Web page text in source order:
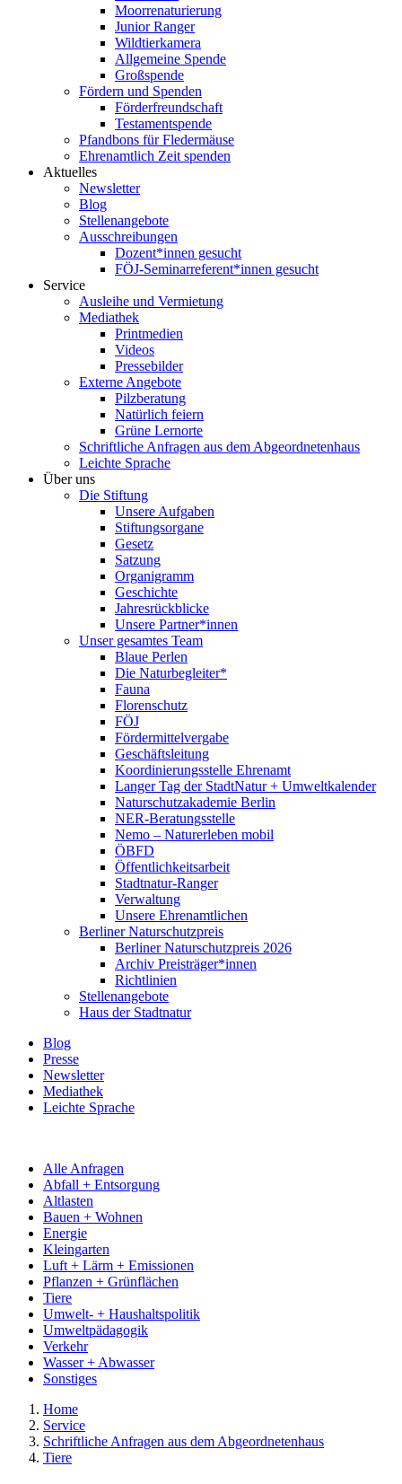
Moorrenaturierung
Junior Ranger
Wildtierkamera
Allgemeine Spende
Großspende
Fördern und Spenden
Förderfreundschaft
Testamentspende
Pfandbons für Fledermäuse
Ehrenamtlich Zeit spenden
Aktuelles
Newsletter
Blog
Stellenangebote
Ausschreibungen
Dozent*innen gesucht
FÖJ-Seminarreferent*innen gesucht
Service
Ausleihe und Vermietung
Mediathek
Printmedien
Videos
Pressebilder
Externe Angebote
Pilzberatung
Natürlich feiern
Grüne Lernorte
Schriftliche Anfragen aus dem Abgeordnetenhaus
Leichte Sprache
Über uns
Die Stiftung
Unsere Aufgaben
Stiftungsorgane
Gesetz
Satzung
Organigramm
Geschichte
Jahresrückblicke
Unsere Partner*innen
Unser gesamtes Team
Blaue Perlen
Die Naturbegleiter*
Fauna
Florenschutz
FÖJ
Fördermittelvergabe
Geschäftsleitung
Koordinierungsstelle Ehrenamt
Langer Tag der StadtNatur + Umweltkalender
Naturschutzakademie Berlin
NER-Beratungsstelle
Nemo – Naturerleben mobil
ÖBFD
Öffentlichkeitsarbeit
Stadtnatur-Ranger
Verwaltung
Unsere Ehrenamtlichen
Berliner Naturschutzpreis
Berliner Naturschutzpreis 2026
Archiv Preisträger*innen
Richtlinien
Stellenangebote
Haus der Stadtnatur
Blog
Presse
Newsletter
Mediathek
Leichte Sprache
Alle Anfragen
Abfall + Entsorgung
Altlasten
Bauen + Wohnen
Energie
Kleingarten
Luft + Lärm + Emissionen
Pflanzen + Grünflächen
Tiere
Umwelt- + Haushaltspolitik
Umweltpädagogik
Verkehr
Wasser + Abwasser
Sonstiges
Home
Service
Schriftliche Anfragen aus dem Abgeordnetenhaus
Tiere